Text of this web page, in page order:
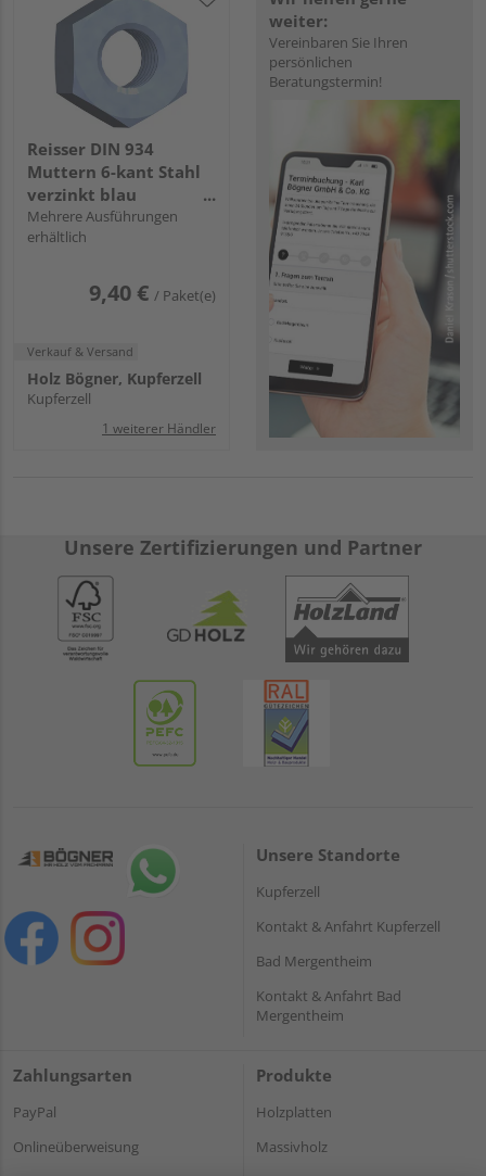
Reisser DIN 934
Muttern 6-kant Stahl
verzinkt blau
passiviert
Mehrere Ausführungen
erhältlich
9,40 € / Paket(e)
Verkauf & Versand
Holz Bögner, Kupferzell
Kupferzell
1 weiterer Händler
weiter:
Vereinbaren Sie Ihren
persönlichen
Beratungstermin!
Unsere Zertifizierungen und Partner
Unsere Standorte
Kupferzell
Kontakt & Anfahrt Kupferzell
Bad Mergentheim
Kontakt & Anfahrt Bad
Mergentheim
Zahlungsarten
PayPal
Onlineüberweisung
Produkte
Holzplatten
Massivholz